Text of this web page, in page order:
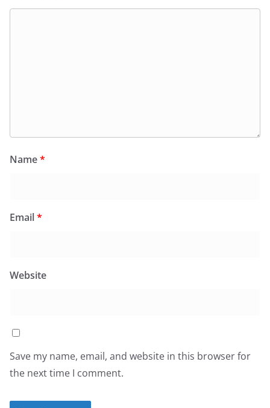
Name*
Email*
Website
Save my name, email, and website in this browser for
the next time I comment.